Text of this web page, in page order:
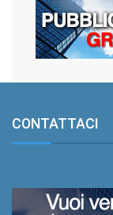
CONTATTACI.